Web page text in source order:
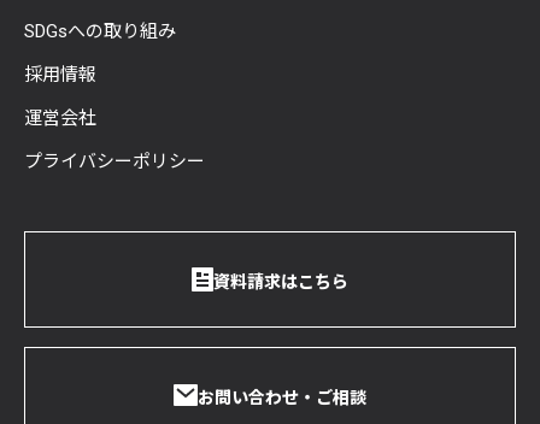
SDGsへの取り組み
採用情報
運営会社
プライバシーポリシー
資料請求はこちら
お問い合わせ・ご相談